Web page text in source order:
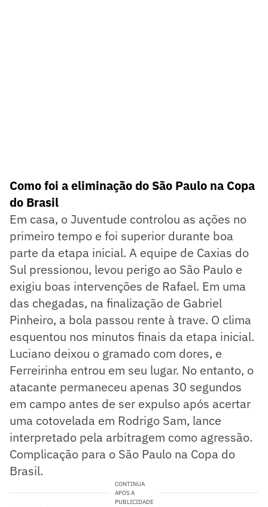
Como foi a eliminação do São Paulo na Copa
do Brasil
Em casa, o Juventude controlou as ações no
primeiro tempo e foi superior durante boa
parte da etapa inicial. A equipe de Caxias do
Sul pressionou, levou perigo ao São Paulo e
exigiu boas intervenções de Rafael. Em uma
das chegadas, na finalização de Gabriel
Pinheiro, a bola passou rente à trave. O clima
esquentou nos minutos finais da etapa inicial.
Luciano deixou o gramado com dores, e
Ferreirinha entrou em seu lugar. No entanto, o
atacante permaneceu apenas 30 segundos
em campo antes de ser expulso após acertar
uma cotovelada em Rodrigo Sam, lance
interpretado pela arbitragem como agressão.
Complicação para o São Paulo na Copa do
Brasil.
CONTINUA
APÓS A
PUBLICIDADE